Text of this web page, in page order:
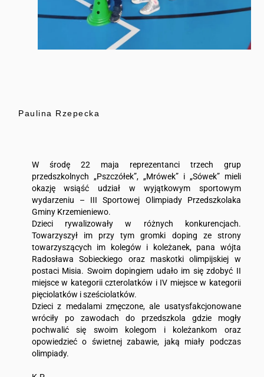
Paulina Rzepecka
W środę 22 maja reprezentanci trzech grup
przedszkolnych „Pszczółek”, „Mrówek” i „Sówek” mieli
okazję wsiąść udział w wyjątkowym sportowym
wydarzeniu – III Sportowej Olimpiady Przedszkolaka
Gminy Krzemieniewo.
Dzieci rywalizowały w różnych konkurencjach.
Towarzyszył im przy tym gromki doping ze strony
towarzyszących im kolegów i koleżanek, pana wójta
Radosława Sobieckiego oraz maskotki olimpijskiej w
postaci Misia. Swoim dopingiem udało im się zdobyć II
miejsce w kategorii czterolatków i IV miejsce w kategorii
pięciolatków i sześciolatków.
Dzieci z medalami zmęczone, ale usatysfakcjonowane
wróciły po zawodach do przedszkola gdzie mogły
pochwalić się swoim kolegom i koleżankom oraz
opowiedzieć o świetnej zabawie, jaką miały podczas
olimpiady.